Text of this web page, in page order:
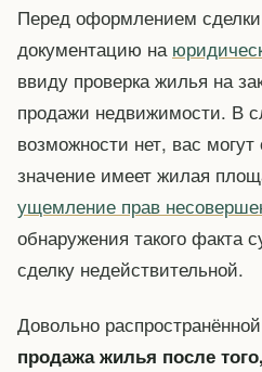
Перед оформлением сделки
документацию на
ввиду проверка жилья на
продажи недвижимости. В
возможности нет, вас
значение имеет жилая
ущемление прав
обнаружения такого факта
сделку недействительной.
Довольно
продажа жилья после